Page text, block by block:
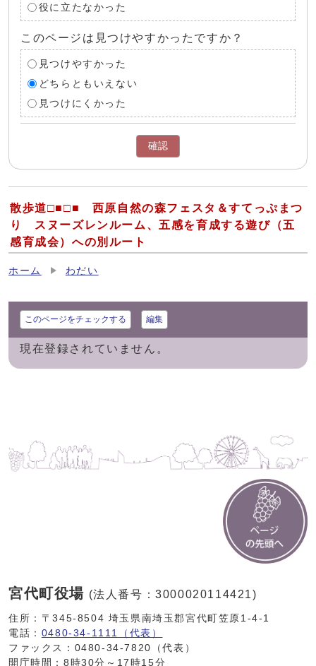
役に立たなかった
このページは見つけやすかったですか？
見つけやすかった
どちらともいえない
見つけにくかった
確認
散歩道□■□■ 西原自然の森フェスタ＆すてっぷまつ
り スヌーズレンルーム、五感を育成する遊び（五
感育成会）への別ルート
ホーム わだい
このページをチェックする 編集
現在登録されていません。
宮代町役場 (法人番号：3000020114421)
住所：〒345-8504 埼玉県南埼玉郡宮代町笠原1-4-1
電話： 0480-34-1111（代表）
ファックス：0480-34-7820（代表）
開庁時間：8時30分～17時15分